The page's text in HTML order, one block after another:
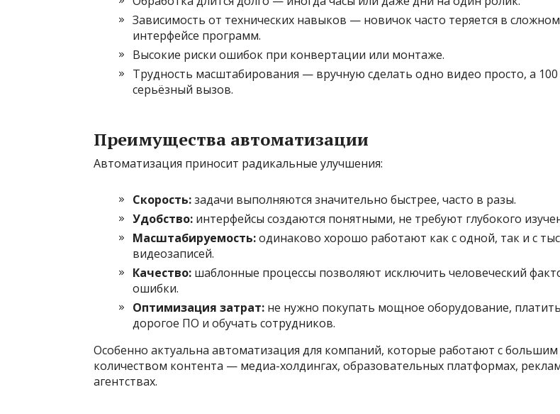
Зависимость от технических навыков — новичок часто теряется в сложном
интерфейсе программ.
Высокие риски ошибок при конвертации или монтаже.
Трудность масштабирования — вручную сделать одно видео просто, а
серьёзный вызов.
Преимущества автоматизации
Автоматизация приносит радикальные улучшения:
Скорость:задачи выполняются значительно быстрее, часто в разы.
Удобство: интерфейсы создаются понятными, не требуют глубокого
Масштабируемость:одинаково хорошо работают как с одной, так и с
видеозаписей.
Качество: шаблонные процессы позволяют исключить человеческий
ошибки.
Оптимизация затрат: не нужно покупать мощное оборудование,
дорогое ПО и обучать сотрудников.
Особенно актуальна автоматизация для компаний, которые работают с большим
количеством контента — медиа-холдингах, образовательных платформах,
агентствах.